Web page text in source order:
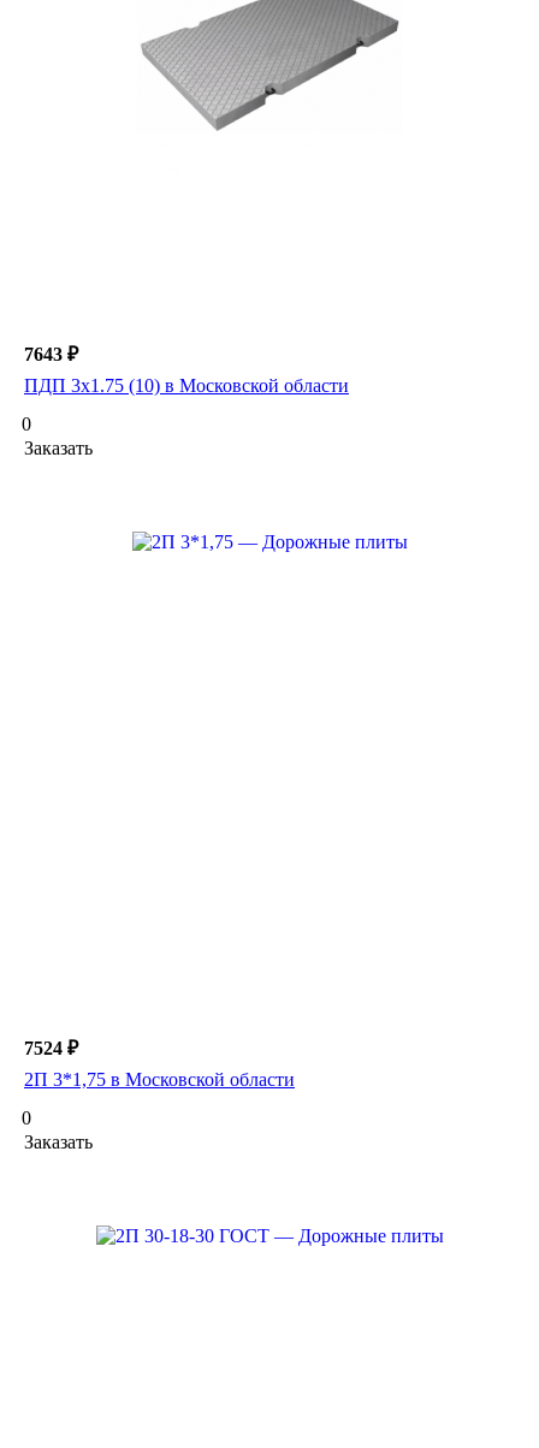
7643 ₽
ПДП 3х1.75 (10) в Московской области
0
Заказать
7524 ₽
2П 3*1,75 в Московской области
0
Заказать